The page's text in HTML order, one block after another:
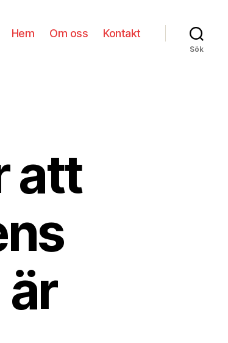
Hem Om oss Kontakt
Sök
att